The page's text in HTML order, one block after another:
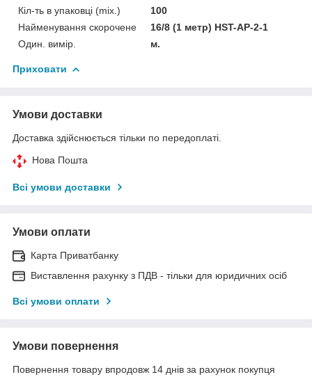
Кіл-ть в упаковці (mix.)
100
Найменування скорочене
16/8 (1 метр) HST-AP-2-1
Один. вимір.
м.
Приховати
Умови доставки
Доставка здійснюється тільки по передоплаті.
Нова Пошта
Всі умови доставки
Умови оплати
Карта Приватбанку
Виставлення рахунку з ПДВ - тільки для юридичних осіб
Всі умови оплати
Умови повернення
Повернення товару впродовж 14 днів за рахунок покупця